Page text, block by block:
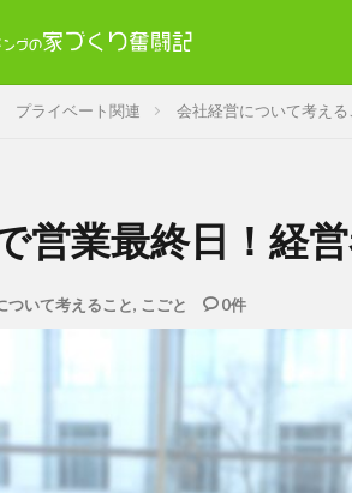
プライベート関連 会社経営について考える
営業最終日！経
ついて考えること, こごと 0件